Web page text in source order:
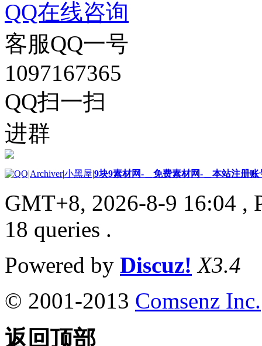
QQ在线咨询
客服QQ一号
1097167365
QQ扫一扫
进群
|Archiver|小黑屋|9块9素材网-＿免费素材网-＿本站注册账
GMT+8, 2026-8-9 16:04 ,
18 queries .
Powered by Discuz! X3.4
© 2001-2013 Comsenz Inc.
返回顶部